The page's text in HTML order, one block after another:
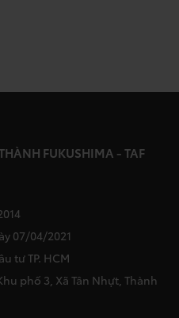
FUKUSHIMA - TAF
07/04/2021
tư TP. HCM
phố 3, Xã Tân Nhựt, Thành